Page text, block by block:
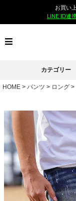
お買い
LINE ID連
カテゴリー
HOME パンツ ロング